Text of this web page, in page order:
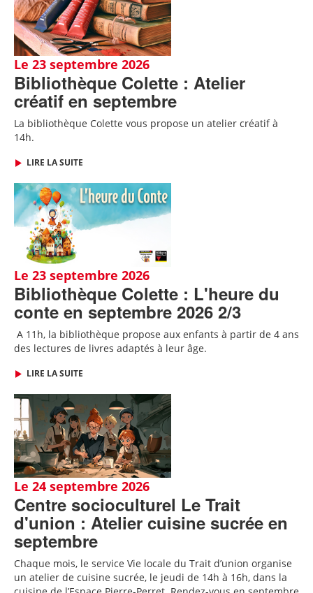
Le 23 septembre 2026
Bibliothèque Colette : Atelier
créatif en septembre
La bibliothèque Colette vous propose un atelier créatif à
14h.
LIRE LA SUITE
Le 23 septembre 2026
Bibliothèque Colette : L'heure du
conte en septembre 2026 2/3
A 11h, la bibliothèque propose aux enfants à partir de 4 ans
des lectures de livres adaptés à leur âge.
LIRE LA SUITE
Le 24 septembre 2026
Centre socioculturel Le Trait
d'union : Atelier cuisine sucrée en
septembre
Chaque mois, le service Vie locale du Trait d’union organise
un atelier de cuisine sucrée, le jeudi de 14h à 16h, dans la